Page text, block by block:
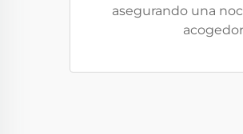
asegurando una